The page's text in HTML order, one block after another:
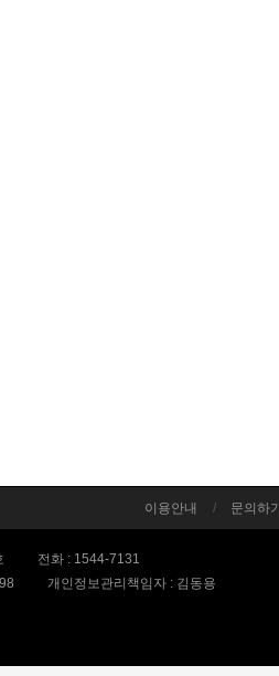
이용안내 문의하기
전화 : 1544-7131
개인정보관리책임자 : 김동용